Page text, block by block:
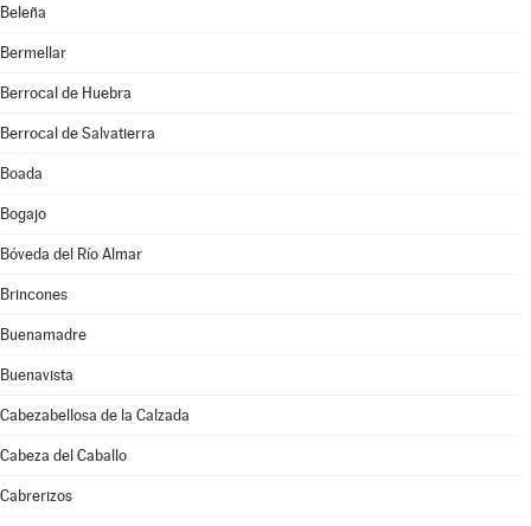
Beleña
Bermellar
Berrocal de Huebra
Berrocal de Salvatierra
Boada
Bogajo
Bóveda del Río Almar
Brincones
Buenamadre
Buenavista
Cabezabellosa de la Calzada
Cabeza del Caballo
Cabrerizos